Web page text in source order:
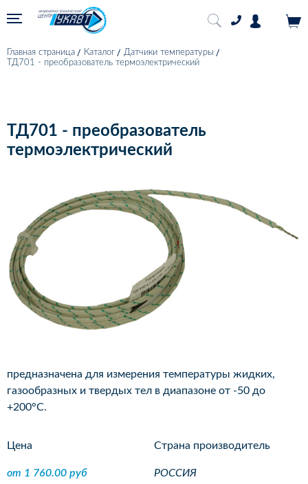
Главная страница Каталог
Датчики температуры
ТД701 - преобразователь термоэлектрический
ТД701 - преобразователь
термоэлектрический
предназначена для измерения температуры жидких,
газообразных и твердых тел в диапазоне от -50 до
+200°С.
Цена
от 1 760.00 руб
Страна производитель
РОССИЯ